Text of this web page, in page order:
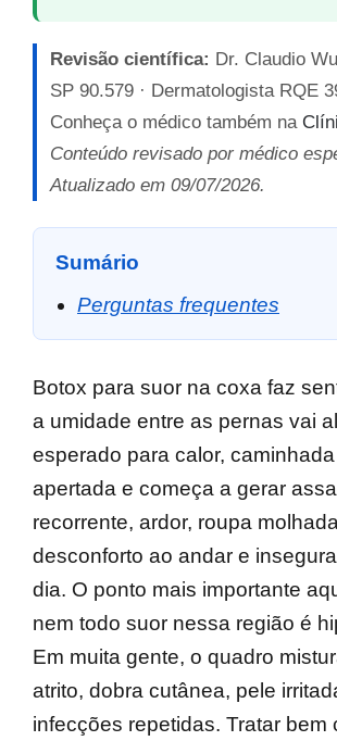
Revisão científica: Dr. Claudio
SP 90.579 · Dermatologista RQE
Conheça o médico também na
Conteúdo revisado por médico
Atualizado em 09/07/2026.
Sumário
Perguntas frequentes
Botox para suor na coxa faz
a umidade entre as pernas vai
esperado para calor,
apertada e começa a gerar
recorrente, ardor, roupa
desconforto ao andar e
dia. O ponto mais importante
nem todo suor nessa região é
Em muita gente, o quadro
atrito, dobra cutânea, pele
infecções repetidas. Tratar bem